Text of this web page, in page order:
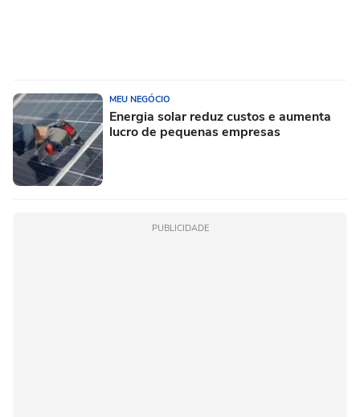
MEU NEGÓCIO
Energia solar reduz custos e aumenta
lucro de pequenas empresas
PUBLICIDADE